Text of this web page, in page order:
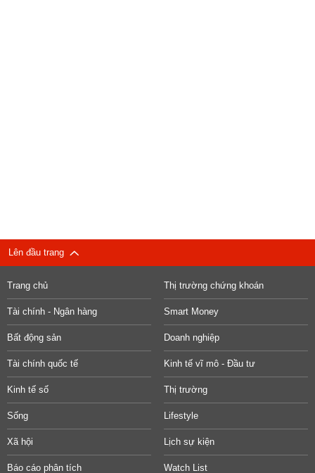
Lên đầu trang
Trang chủ Thị trường chứng khoán
Tài chính - Ngân hàng Smart Money
Bất động sản Doanh nghiệp
Tài chính quốc tế Kinh tế vĩ mô - Đầu tư
Kinh tế số Thị trường
Sống Lifestyle
Xã hội Lịch sự kiện
Báo cáo phân tích Watch List